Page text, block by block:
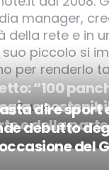
manager,
della rete e in
suo piccolo si
per renderlo
Website
“100
e
e della
dire sport
debutto
del